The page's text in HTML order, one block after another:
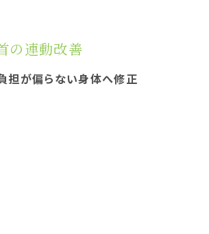
の連動改善
担が偏らない身体へ修正